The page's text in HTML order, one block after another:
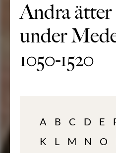
Andra ätter
under
1050-1520
A B C D E
K
L M N O